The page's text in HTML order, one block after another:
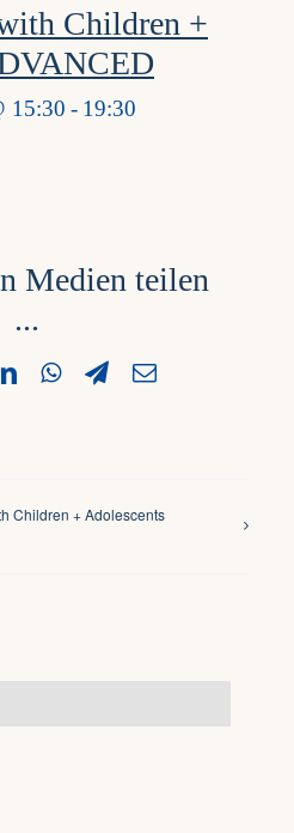
Children +
15:30 - 19:30
Medien teilen
...
LinkedInWhatsApp
Telegram
Email
Children + Adolescents